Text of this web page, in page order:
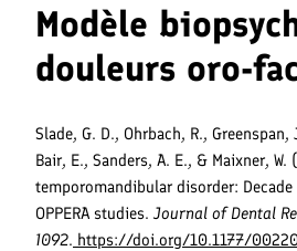
Modèle
douleurs oro-
Slade, G. D., Ohrbach, R.,
Bair, E., Sanders, A. E., & Maixner,
temporomandibular disorder:
OPPERA studies. Journal of Dental
1092. https://doi.org/10.1177/